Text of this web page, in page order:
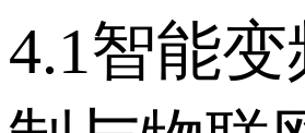
4.1智能变